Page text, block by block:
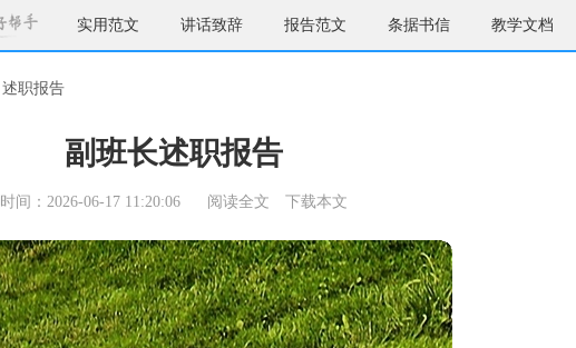
实用范文 讲话致辞 报告范文 条据书信 教学文档
述职报告
副班长述职报告
时间：2026-06-17 11:20:06 阅读全文 下载本文